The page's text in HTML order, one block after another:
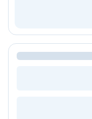
Ceai
Bacanie
BLACK FRIDAY